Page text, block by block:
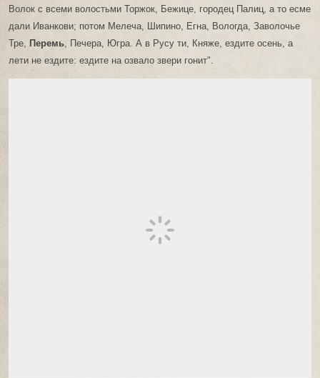
Волок с всеми волостьми Торжок, Бежице, городец Палиц, а то есме
дали Иванкови; потом Мелеча, Шипино, Егна, Вологда, Заволочье
Тре, Перемь, Печера, Югра. А в Русу ти, Княже, ездите осень, а
лети не ездите: ездите на озвало звери гонит".